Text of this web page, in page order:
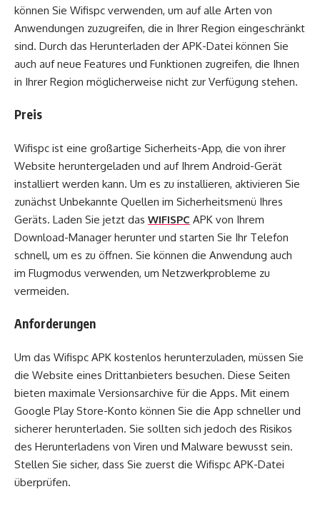
können Sie Wifispc verwenden, um auf alle Arten von
Anwendungen zuzugreifen, die in Ihrer Region eingeschränkt
sind. Durch das Herunterladen der APK-Datei können Sie
auch auf neue Features und Funktionen zugreifen, die Ihnen
in Ihrer Region möglicherweise nicht zur Verfügung stehen.
Preis
Wifispc ist eine großartige Sicherheits-App, die von ihrer
Website heruntergeladen und auf Ihrem Android-Gerät
installiert werden kann. Um es zu installieren, aktivieren Sie
zunächst Unbekannte Quellen im Sicherheitsmenü Ihres
Geräts. Laden Sie jetzt das WIFISPC APK von Ihrem
Download-Manager herunter und starten Sie Ihr Telefon
schnell, um es zu öffnen. Sie können die Anwendung auch
im Flugmodus verwenden, um Netzwerkprobleme zu
vermeiden.
Anforderungen
Um das Wifispc APK kostenlos herunterzuladen, müssen Sie
die Website eines Drittanbieters besuchen. Diese Seiten
bieten maximale Versionsarchive für die Apps. Mit einem
Google Play Store-Konto können Sie die App schneller und
sicherer herunterladen. Sie sollten sich jedoch des Risikos
des Herunterladens von Viren und Malware bewusst sein.
Stellen Sie sicher, dass Sie zuerst die Wifispc APK-Datei
überprüfen.